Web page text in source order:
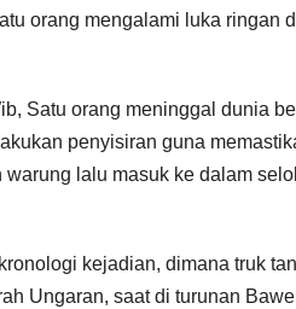
orang mengalami luka ringan
Satu orang meninggal dunia
penyisiran guna
lalu masuk ke dalam
kejadian, dimana truk
Ungaran, saat di turunan